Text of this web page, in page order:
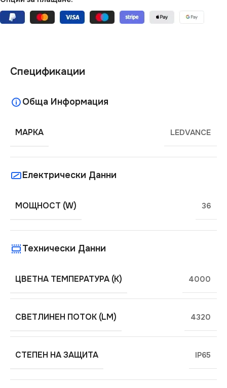
Спецификации
Обща Информация
МАРКА LEDVANCE
Електрически Данни
МОЩНОСТ (W) 36
Технически Данни
ЦВЕТНА ТЕМПЕРАТУРА (K) 4000
СВЕТЛИНЕН ПОТОК (LM) 4320
СТЕПЕН НА ЗАЩИТА IP65